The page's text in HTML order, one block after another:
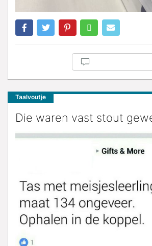
Taalvoutje
Die waren vast stout